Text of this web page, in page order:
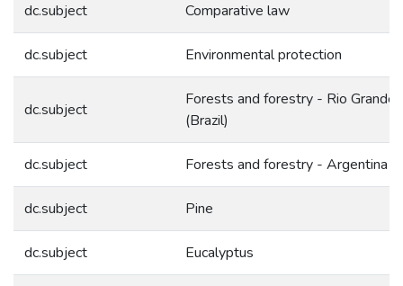
dc.subject Comparative law
dc.subject Environmental protection
dc.subject
Forests and forestry - Rio Grande
(Brazil)
dc.subject Forests and forestry - Argentina
dc.subject Pine
dc.subject Eucalyptus